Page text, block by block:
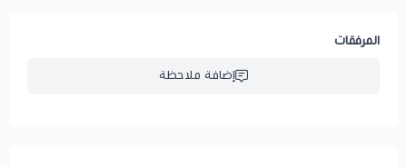
المرفقات
إضافة ملاحظة